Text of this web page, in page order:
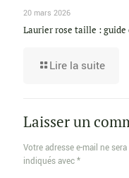
20 mars 2026
Laurier rose taille :
Lire la suite
Laisser un
Votre adresse e-mail ne
indiqués avec*